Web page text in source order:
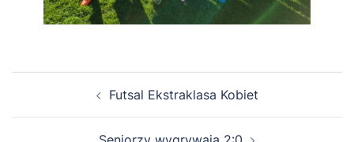
Zobacz
Futsal Ekstraklasa Kobiet